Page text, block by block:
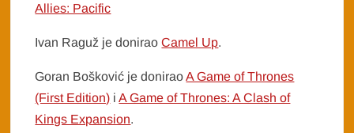
Allies: Pacific
Ivan Raguž je doniraoCamel Up.
Goran Bošković je doniraoA Game of Thrones
(First Edition) iA Game of Thrones: A Clash of
Kings Expansion.